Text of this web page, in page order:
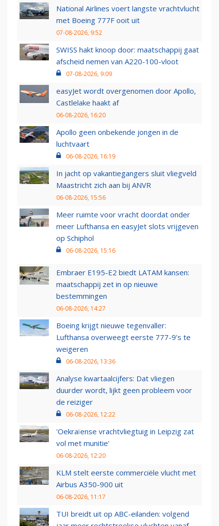
National Airlines voert langste vrachtvlucht
met Boeing 777F ooit uit
07-08-2026, 9:52
SWISS hakt knoop door: maatschappij gaat
afscheid nemen van A220-100-vloot
07-08-2026, 9:09
easyJet wordt overgenomen door Apollo,
Castlelake haakt af
06-08-2026, 16:20
Apollo geen onbekende jongen in de
luchtvaart
06-08-2026, 16:19
In jacht op vakantiegangers sluit vliegveld
Maastricht zich aan bij ANVR
06-08-2026, 15:56
Meer ruimte voor vracht doordat onder
meer Lufthansa en easyJet slots vrijgeven
op Schiphol
06-08-2026, 15:16
Embraer E195-E2 biedt LATAM kansen:
maatschappij zet in op nieuwe
bestemmingen
06-08-2026, 14:27
Boeing krijgt nieuwe tegenvaller:
Lufthansa overweegt eerste 777-9’s te
weigeren
06-08-2026, 13:36
Analyse kwartaalcijfers: Dat vliegen
duurder wordt, lijkt geen probleem voor
de reiziger
06-08-2026, 12:22
'Oekraïense vrachtvliegtuig in Leipzig zat
vol met munitie'
06-08-2026, 12:20
KLM stelt eerste commerciële vlucht met
Airbus A350-900 uit
06-08-2026, 11:17
TUI breidt uit op ABC-eilanden: volgend